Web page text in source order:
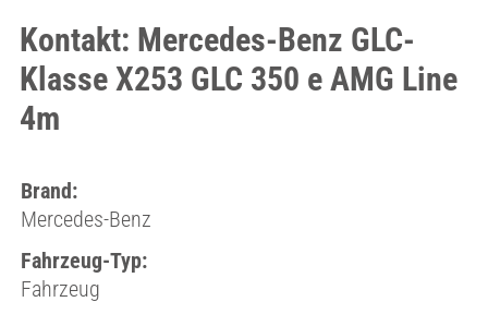
Kontakt: Mercedes-Benz GLC-
Klasse X253 GLC 350 e AMG Line
4m
Brand:
Mercedes-Benz
Fahrzeug-Typ:
Fahrzeug